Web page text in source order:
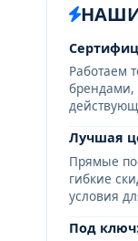
Работаем
брендами,
Лучшая
Прямые
гибкие
условия
Под